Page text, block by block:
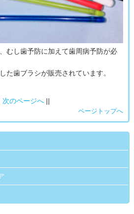
むし歯予防に加えて歯周病予防が必
た歯ブラシが販売されています。
次のページへ||
ページトップへ